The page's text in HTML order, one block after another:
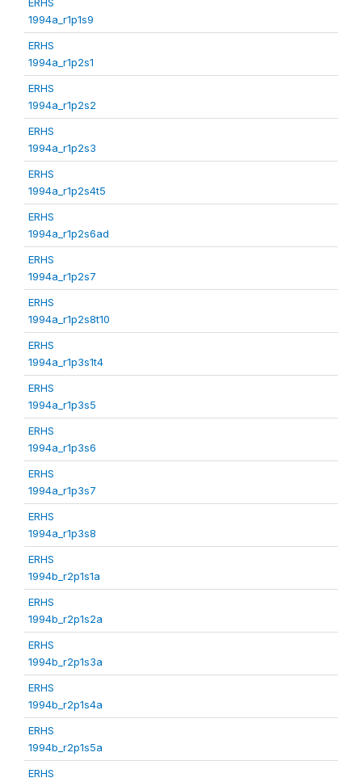
1994a_r1p1s9
ERHS
1994a_r1p2s1
ERHS
1994a_r1p2s2
ERHS
1994a_r1p2s3
ERHS
1994a_r1p2s4t5
ERHS
1994a_r1p2s6ad
ERHS
1994a_r1p2s7
ERHS
1994a_r1p2s8t10
ERHS
1994a_r1p3s1t4
ERHS
1994a_r1p3s5
ERHS
1994a_r1p3s6
ERHS
1994a_r1p3s7
ERHS
1994a_r1p3s8
ERHS
1994b_r2p1s1a
ERHS
1994b_r2p1s2a
ERHS
1994b_r2p1s3a
ERHS
1994b_r2p1s4a
ERHS
1994b_r2p1s5a
ERHS